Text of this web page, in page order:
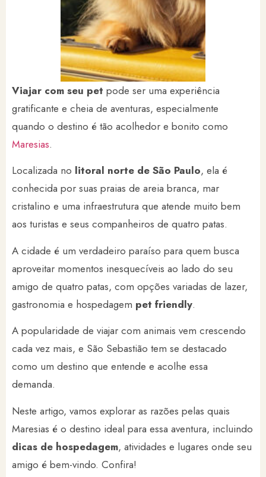
Viajar com seu pet pode ser uma experiência
gratificante e cheia de aventuras, especialmente
quando o destino é tão acolhedor e bonito como
Maresias.
Localizada no litoral norte de São Paulo, ela é
conhecida por suas praias de areia branca, mar
cristalino e uma infraestrutura que atende muito bem
aos turistas e seus companheiros de quatro patas.
A cidade é um verdadeiro paraíso para quem busca
aproveitar momentos inesquecíveis ao lado do seu
amigo de quatro patas, com opções variadas de lazer,
gastronomia e hospedagem pet friendly.
A popularidade de viajar com animais vem crescendo
cada vez mais, e São Sebastião tem se destacado
como um destino que entende e acolhe essa
demanda.
Neste artigo, vamos explorar as razões pelas quais
Maresias é o destino ideal para essa aventura, incluindo
dicas de hospedagem, atividades e lugares onde seu
amigo é bem-vindo. Confira!